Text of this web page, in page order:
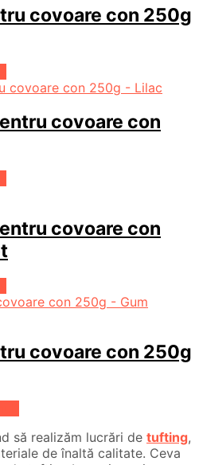
covoare con 250g
covoare con
covoare con
covoare con 250g
să realizăm lucrări de tufting,
de înaltă calitate. Ceva